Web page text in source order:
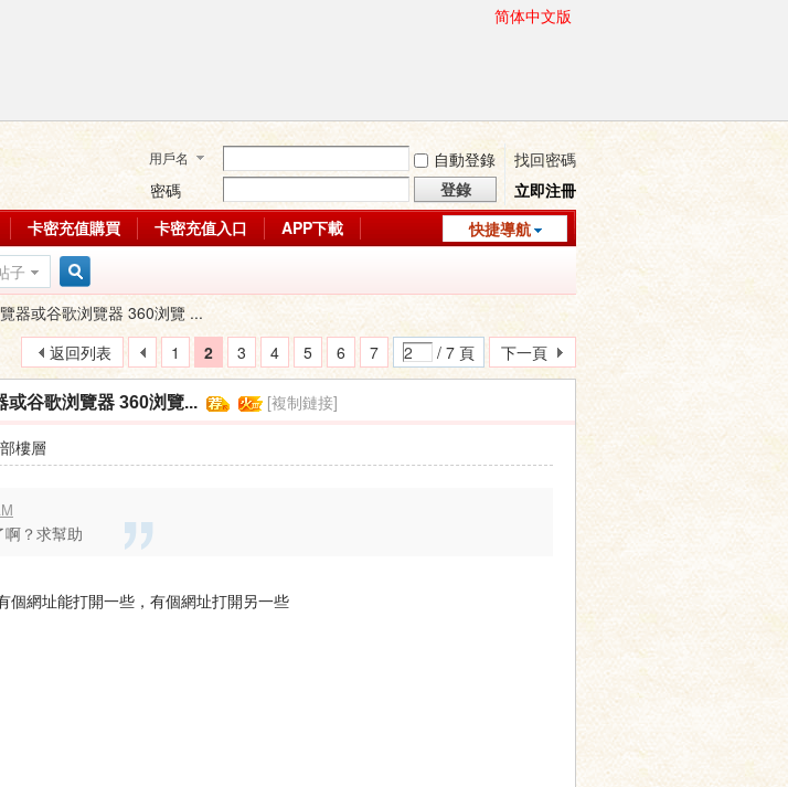
简体中文版
用戶名 自動登錄
找回密碼
密碼
登錄
立即注冊
快捷導航
卡密充值購買 卡密充值入口
APP下載
子
搜
索
器或谷歌浏覽器 360浏覽 ...
1
2 3 4 5 6 7 / 7 頁 下一頁
返回列表
或谷歌浏覽器 360浏覽... [複制鏈接]
樓層
？求幫助
個網址能打開一些，有個網址打開另一些